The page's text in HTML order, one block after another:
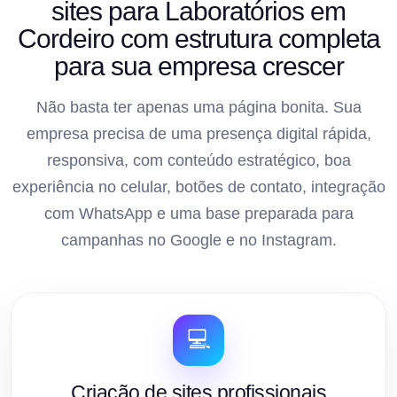
sites para Laboratórios em
Cordeiro com estrutura completa
para sua empresa crescer
Não basta ter apenas uma página bonita. Sua
empresa precisa de uma presença digital rápida,
responsiva, com conteúdo estratégico, boa
experiência no celular, botões de contato, integração
com WhatsApp e uma base preparada para
campanhas no Google e no Instagram.
💻
Criação de sites profissionais